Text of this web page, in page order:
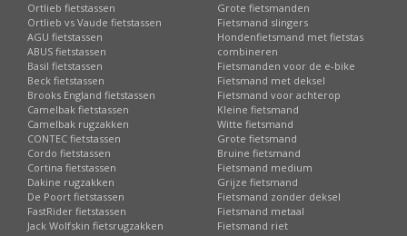
Ortlieb fietstassen
Ortlieb vs Vaude fietstassen
AGU fietstassen
ABUS fietstassen
Basil fietstassen
Beck fietstassen
Brooks England fietstassen
Camelbak fietstassen
Camelbak rugzakken
CONTEC fietstassen
Cordo fietstassen
Cortina fietstassen
Dakine rugzakken
De Poort fietstassen
FastRider fietstassen
Jack Wolfskin fietsrugzakken
Grote fietsmanden
Fietsmand slingers
Hondenfietsmand met fietstas
combineren
Fietsmanden voor de e-bike
Fietsmand met deksel
Fietsmand voor achterop
Kleine fietsmand
Witte fietsmand
Grote fietsmand
Bruine fietsmand
Fietsmand medium
Grijze fietsmand
Fietsmand zonder deksel
Fietsmand metaal
Fietsmand riet